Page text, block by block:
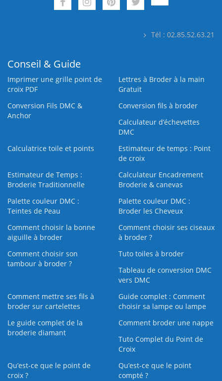
Tél : 02.85.52.63.21
Conseil & Guide
Imprimer une grille point de
croix PDF
Lettres à Broder à la main
Gratuit
Conversion Fils DMC &
Anchor
Conversion fils à broder
Calculateur d’échevettes
DMC
Calculatrice toile et points
Estimateur de temps : Point
de croix
Estimateur de Temps :
Broderie Traditionnelle
Calculateur Encadrement
Broderie & canevas
Palette couleur DMC :
Teintes de Peau
Palette couleur DMC :
Broder les Cheveux
Comment choisir la bonne
aiguille à broder
Comment choisir ses ciseaux
à broder ?
Comment choisir son
tambour à broder ?
Tuto toiles à broder
Tableau de conversion DMC
vers DMC
Comment mettre ses fils à
broder sur cartelettes
Guide complet : Comment
choisir sa lampe ou lampe
Le guide complet de la
broderie diamant
Comment broder une nappe
Tuto Complet du Point de
Croix
Qu’est-ce que le point de
croix ?
Qu’est-ce que le point
compté ?